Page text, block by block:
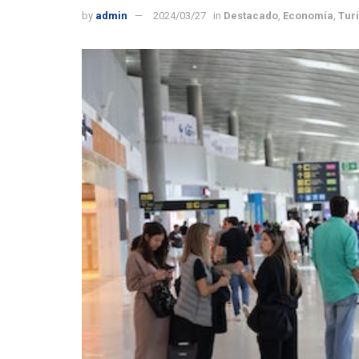
by admin 2024/03/27 in Destacado Economía